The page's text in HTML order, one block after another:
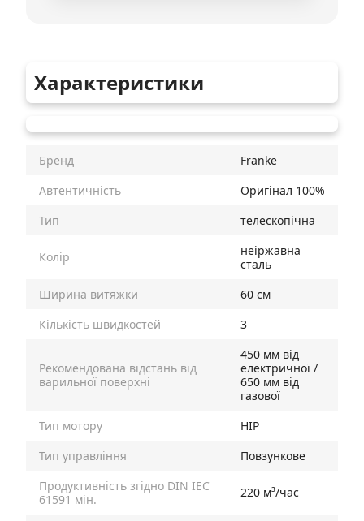
Характеристики
Бренд
Franke
Автентичність
Оригінал 100%
Тип
телескопічна
Колір
неіржавна
сталь
Ширина витяжки
60 см
Кількість швидкостей
3
Рекомендована відстань від
варильної поверхні
450 мм від
електричної /
650 мм від
газової
Тип мотору
HIP
Тип управління
Повзункове
Продуктивність згідно DIN IEC
61591 мін.
220 м³/час